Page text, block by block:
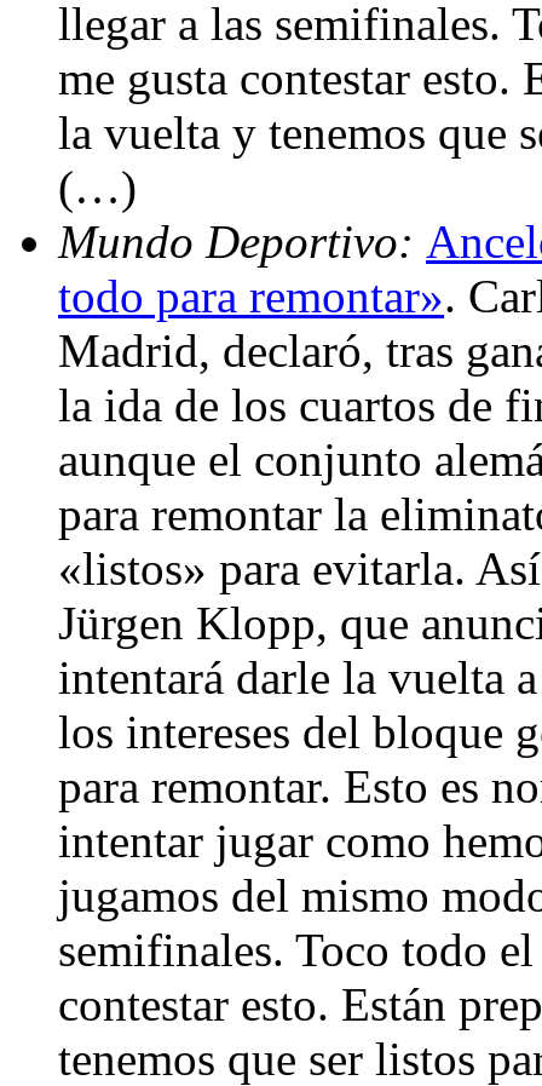
llegar a las semifinales.
me gusta contestar esto.
la vuelta y tenemos que
(…)
Mundo Deportivo:
todo para remontar».
Madrid, declaró, tras
la ida de los cuartos de
aunque el conjunto
para remontar la
«listos» para evitarla.
Jürgen Klopp, que
intentará darle la vuelta
los intereses del bloque
para remontar. Esto es
intentar jugar como
jugamos del mismo
semifinales. Toco todo
contestar esto. Están
tenemos que ser listos